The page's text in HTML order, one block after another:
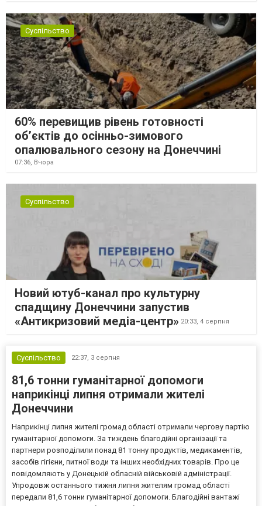
Суспільство
60% перевищив рівень готовності
об’єктів до осінньо-зимового
опалювального сезону на Донеччині
07:36, Вчора
Суспільство
Новий ютуб-канал про культурну
спадщину Донеччини запустив
«Антикризовий медіа-центр» 20:33, 4 серпня
Суспільство 22:37, 3 серпня
81,6 тонни гуманітарної допомоги
наприкінці липня отримали жителі
Донеччини
Наприкінці липня жителі громад області отримали чергову партію
гуманітарної допомоги. За тиждень благодійні організації та
партнери розподілили понад 81 тонну продуктів, медикаментів,
засобів гігієни, питної води та інших необхідних товарів. Про це
повідомляють у Донецькій обласній військовій адміністрації.
Упродовж останнього тижня липня жителям громад області
передали 81,6 тонни гуманітарної допомоги. Благодійні вантажі